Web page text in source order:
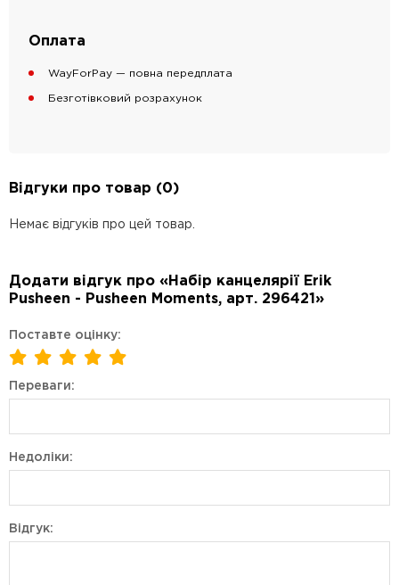
Оплата
WayForPay — повна передплата
Безготівковий розрахунок
Відгуки про товар (0)
Немає відгуків про цей товар.
Додати відгук про «Набір канцелярії Erik
Pusheen - Pusheen Moments, арт. 296421»
Поставте оцінку:
Переваги:
Недоліки:
Відгук: